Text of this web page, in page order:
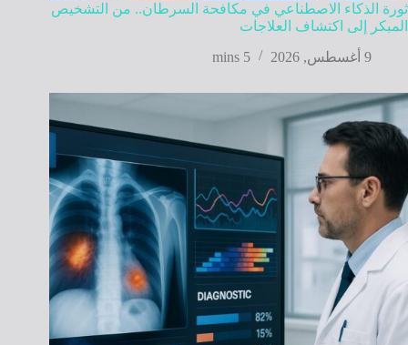
ثورة الذكاء الاصطناعي في مكافحة السرطان.. من التشخيص
المبكر إلى اكتشاف العلاجات
9 أغسطس, 2026
5 mins